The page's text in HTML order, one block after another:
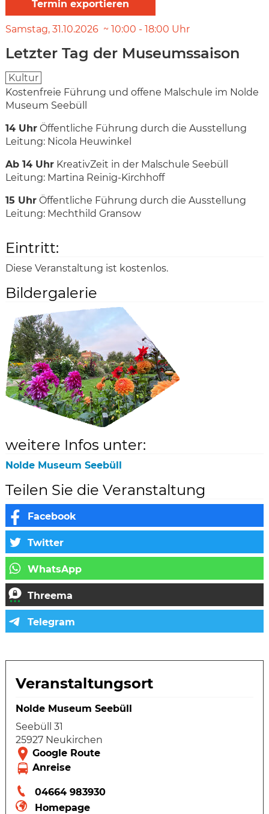
Samstag 31.10.2026 10:00 - 18:00 Uhr
Letzter Tag der Museumssaison
Kultur
Kostenfreie Führung und offene Malschule im Nolde
Museum Seebüll
14 UhrÖffentliche Führung durch die Ausstellung
Leitung: Nicola Heuwinkel
Ab 14 UhrKreativZeit in der Malschule Seebüll
Leitung: Martina Reinig-Kirchhoff
15 UhrÖffentliche Führung durch die Ausstellung
Leitung: Mechthild Gransow
Eintritt:
Diese Veranstaltung ist kostenlos.
Bildergalerie
weitere Infos unter:
Nolde Museum Seebüll
Teilen Sie die Veranstaltung
Veranstaltungsort
Nolde Museum Seebüll
Seebüll 31
25927 Neukirchen
04664 983930
Homepage